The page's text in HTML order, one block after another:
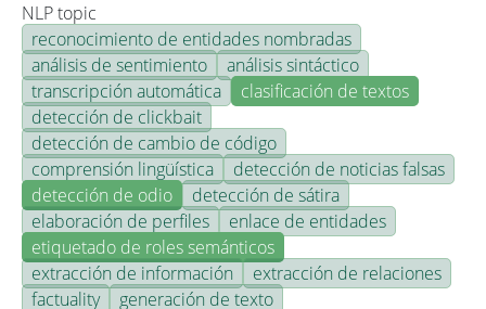
NLP topic
reconocimiento de entidades nombradas
análisis de sentimiento
análisis sintáctico
transcripción automática
clasificación de textos
detección de clickbait
detección de cambio de código
comprensión lingüística
detección de noticias falsas
detección de odio
detección de sátira
elaboración de perfiles
enlace de entidades
etiquetado de roles semánticos
extracción de información
extracción de relaciones
factuality
generación de texto